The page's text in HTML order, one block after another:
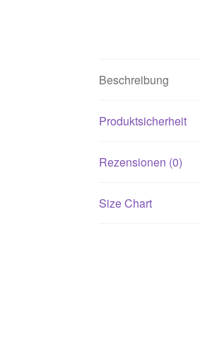
Beschreibung
Produktsicherheit
Rezensionen (0)
Size Chart